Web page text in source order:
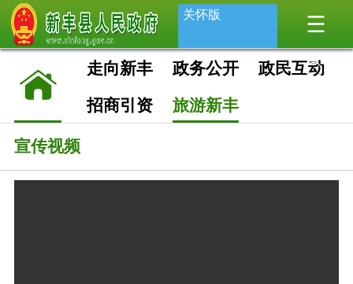
关怀版
走向新丰 政务公开
政民互动
招商引资
旅游新丰
宣传视频